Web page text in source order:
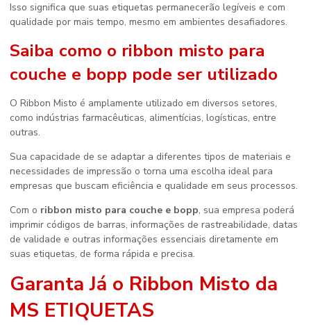
Isso significa que suas etiquetas permanecerão legíveis e com
qualidade por mais tempo, mesmo em ambientes desafiadores.
Saiba como o ribbon misto para
couche e bopp pode ser utilizado
O Ribbon Misto é amplamente utilizado em diversos setores,
como indústrias farmacêuticas, alimentícias, logísticas, entre
outras.
Sua capacidade de se adaptar a diferentes tipos de materiais e
necessidades de impressão o torna uma escolha ideal para
empresas que buscam eficiência e qualidade em seus processos.
Com o ribbon misto para couche e bopp, sua empresa poderá
imprimir códigos de barras, informações de rastreabilidade, datas
de validade e outras informações essenciais diretamente em
suas etiquetas, de forma rápida e precisa.
Garanta Já o Ribbon Misto da
MS ETIQUETAS